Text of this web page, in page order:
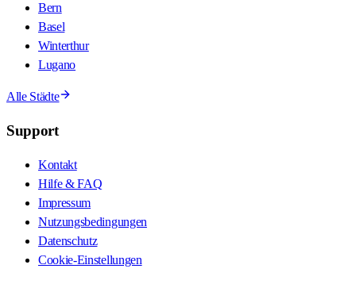
Bern
Basel
Winterthur
Lugano
Alle Städte
Support
Kontakt
Hilfe & FAQ
Impressum
Nutzungsbedingungen
Datenschutz
Cookie-Einstellungen